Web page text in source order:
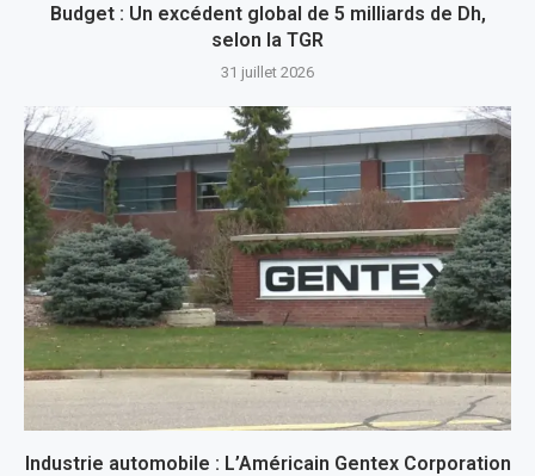
Budget : Un excédent global de 5 milliards de Dh,
selon la TGR
31 juillet 2026
Industrie automobile : L’Américain Gentex Corporation